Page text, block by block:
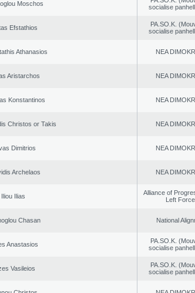
Moschos
socialise
Efstathios
PA.SO.K.
socialise
Athanasios NEA
Aristarchos NEA
Konstantinos NEA
Christos or Takis NEA
Dimitrios NEA
Archelaos NEA
Iliou Ilias
Alliance of
Left
Chasan National
Anastasios
PA.SO.K.
socialise
Vasileios
PA.SO.K.
socialise